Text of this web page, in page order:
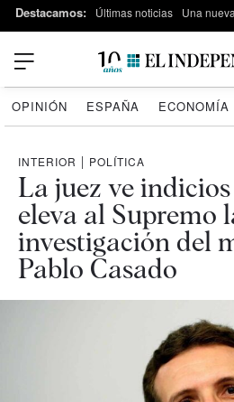
Destacamos: Últimas noticias Una
OPINIÓN ESPAÑA ECONOMÍA
INTERIOR | POLÍTICA
La juez ve
eleva al Supremo
investigación del
Pablo Casado